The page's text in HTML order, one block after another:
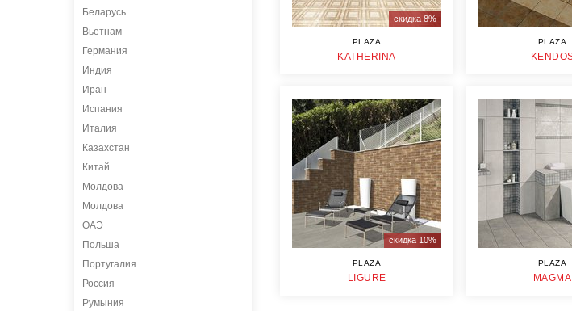
Беларусь
Вьетнам
Германия
Индия
Иран
Испания
Италия
Казахстан
Китай
Молдова
Молдова
ОАЭ
Польша
Португалия
Россия
Румыния
скидка 8%
PLAZA
KATHERINA
PLAZA
скидка 10%
PLAZA
LIGURE
PLAZA
MAGMA